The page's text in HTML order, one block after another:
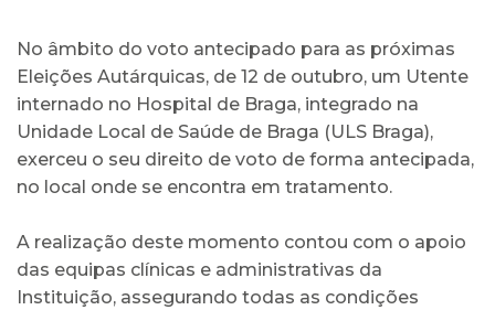
No âmbito do voto antecipado para as próximas
Eleições Autárquicas, de 12 de outubro, um Utente
internado no Hospital de Braga, integrado na
Unidade Local de Saúde de Braga (ULS Braga),
exerceu o seu direito de voto de forma antecipada,
no local onde se encontra em tratamento.
A realização deste momento contou com o apoio
das equipas clínicas e administrativas da
Instituição, assegurando todas as condições